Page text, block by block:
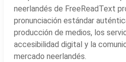
neerlandés de FreeReadText
pronunciación estándar
producción de medios, los
accesibilidad digital y la
mercado neerlandés.